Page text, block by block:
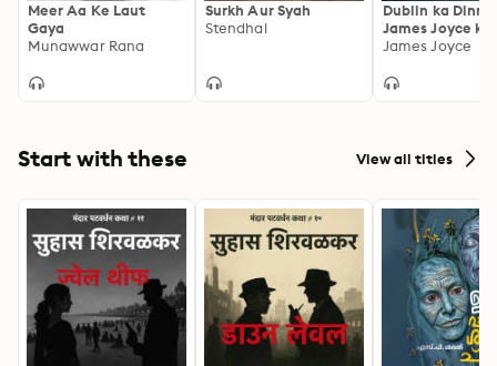
Meer Aa Ke Laut
Gaya
Munawwar Rana
Surkh Aur Syah
Stendhal
Dublin ka
James Joyce ki
Kahaniyan
James Joyce
Start with these View all titles